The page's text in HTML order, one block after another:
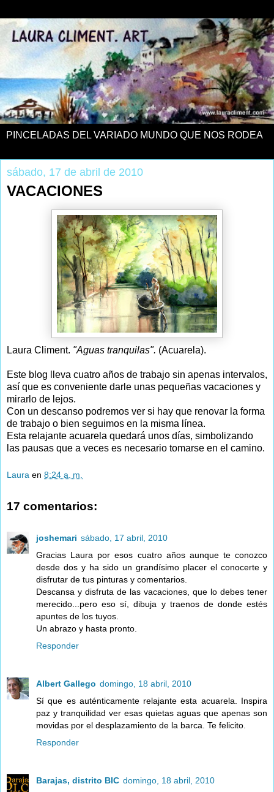
PINCELADAS DEL VARIADO MUNDO QUE NOS RODEA
sábado, 17 de abril de 2010
VACACIONES
Laura Climent. "Aguas tranquilas". (Acuarela).
Este blog lleva cuatro años de trabajo sin apenas intervalos,
así que es conveniente darle unas pequeñas vacaciones y
mirarlo de lejos.
Con un descanso podremos ver si hay que renovar la forma
de trabajo o bien seguimos en la misma línea.
Esta relajante acuarela quedará unos días, simbolizando
las pausas que a veces es necesario tomarse en el camino.
Laura en 8:24 a. m.
17 comentarios:
joshemari sábado, 17 abril, 2010
Gracias Laura por esos cuatro años aunque te conozco
desde dos y ha sido un grandísimo placer el conocerte y
disfrutar de tus pinturas y comentarios.
Descansa y disfruta de las vacaciones, que lo debes tener
merecido...pero eso sí, dibuja y traenos de donde estés
apuntes de los tuyos.
Un abrazo y hasta pronto.
Responder
Albert Gallego domingo, 18 abril, 2010
Sí que es auténticamente relajante esta acuarela. Inspira
paz y tranquilidad ver esas quietas aguas que apenas son
movidas por el desplazamiento de la barca. Te felicito.
Responder
Barajas, distrito BIC domingo, 18 abril, 2010